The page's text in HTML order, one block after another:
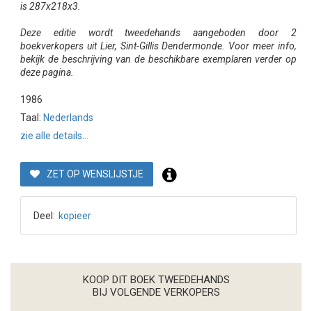
is 287x218x3.
Deze editie wordt tweedehands aangeboden door 2
boekverkopers uit Lier, Sint-Gillis Dendermonde. Voor meer info,
bekijk de beschrijving van de beschikbare exemplaren verder op
deze pagina.
1986
Taal: Nederlands
zie alle details...
ZET OP WENSLIJSTJE
Deel: kopieer
KOOP DIT BOEK TWEEDEHANDS
BIJ VOLGENDE VERKOPERS